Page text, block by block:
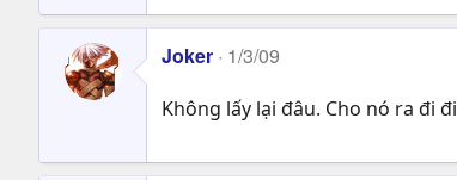
Joker 1/3/09
Không lấy lại đâu. Cho nó ra đi đi